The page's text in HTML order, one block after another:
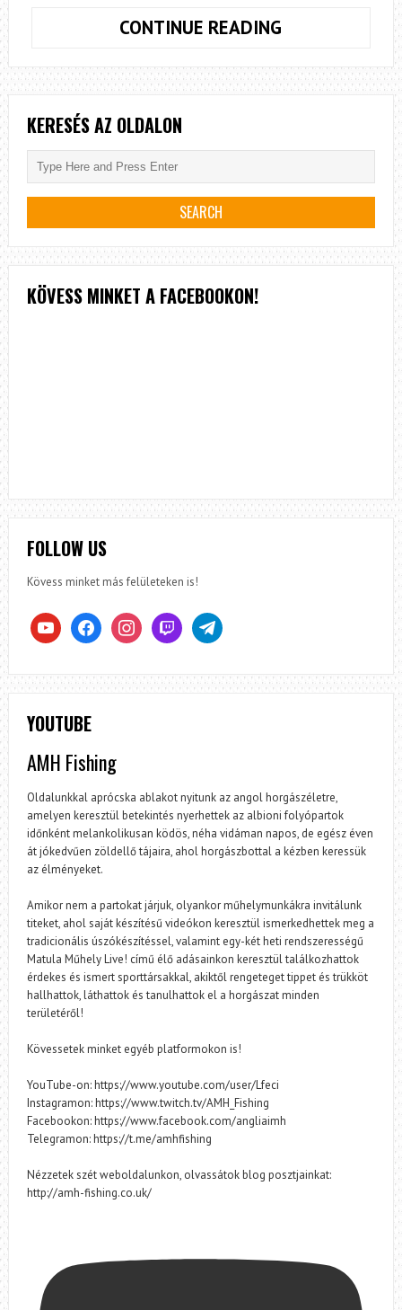
CONTINUE READING
ÉS
NAGYMENŐ
KERESÉS AZ OLDALON
KÖVESS MINKET A FACEBOOKON!
FOLLOW US
Kövess minket más felületeken is!
youtube facebookinstagramtwitch telegram
YOUTUBE
AMH Fishing
Oldalunkkal aprócska ablakot nyitunk az angol horgászéletre,
amelyen keresztül betekintés nyerhettek az albioni folyópartok
időnként melankolikusan ködös, néha vidáman napos, de egész éven
át jókedvűen zöldellő tájaira, ahol horgászbottal a kézben keressük
az élményeket.
Amikor nem a partokat járjuk, olyankor műhelymunkákra invitálunk
titeket, ahol saját készítésű videókon keresztül ismerkedhettek meg a
tradicionális úszókészítéssel, valamint egy-két heti rendszerességű
Matula Műhely Live! című élő adásainkon keresztül találkozhattok
érdekes és ismert sporttársakkal, akiktől rengeteget tippet és trükköt
hallhattok, láthattok és tanulhattok el a horgászat minden
területéről!
Kövessetek minket egyéb platformokon is!
YouTube-on: https://www.youtube.com/user/Lfeci
Instagramon: https://www.twitch.tv/AMH_Fishing
Facebookon: https://www.facebook.com/angliaimh
Telegramon: https://t.me/amhfishing
Nézzetek szét weboldalunkon, olvassátok blog posztjainkat:
http://amh-fishing.co.uk/